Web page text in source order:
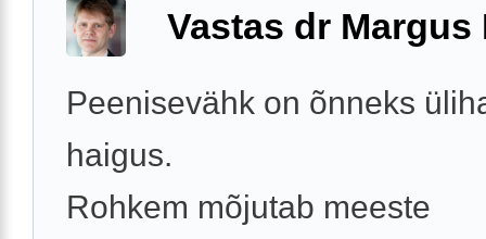
Vastas dr Margus
Peenisevähk on õnneks
haigus.
Rohkem mõjutab meeste